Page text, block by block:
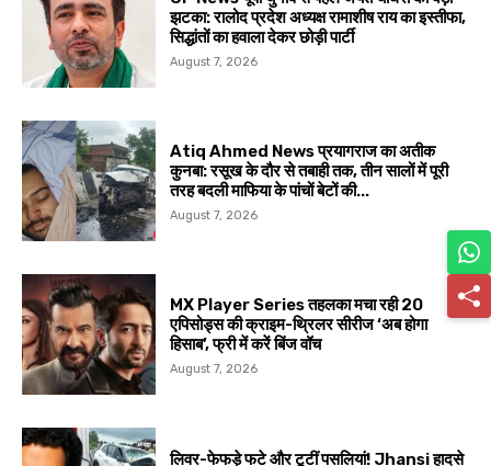
झटका: रालोद प्रदेश अध्यक्ष रामाशीष राय का इस्तीफा,
सिद्धांतों का हवाला देकर छोड़ी पार्टी
August 7, 2026
Atiq Ahmed News प्रयागराज का अतीक
कुनबा: रसूख के दौर से तबाही तक, तीन सालों में पूरी
तरह बदली माफिया के पांचों बेटों की...
August 7, 2026
MX Player Series तहलका मचा रही 20
एपिसोड्स की क्राइम-थ्रिलर सीरीज ‘अब होगा
हिसाब’, फ्री में करें बिंज वॉच
August 7, 2026
लिवर-फेफड़े फटे और टूटीं पसलियां! Jhansi हादसे